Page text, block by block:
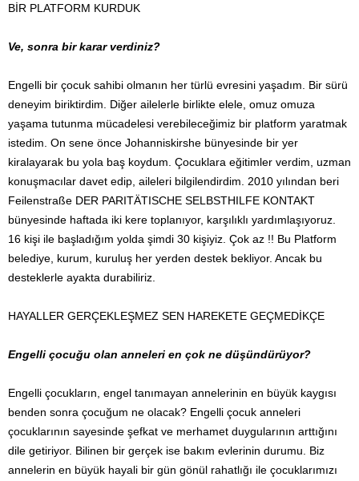
BİR PLATFORM KURDUK
Ve, sonra bir karar verdiniz?
Engelli bir çocuk sahibi olmanın her türlü evresini yaşadım. Bir sürü
deneyim biriktirdim. Diğer ailelerle birlikte elele, omuz omuza
yaşama tutunma mücadelesi verebileceğimiz bir platform yaratmak
istedim. On sene önce Johanniskirshe bünyesinde bir yer
kiralayarak bu yola baş koydum. Çocuklara eğitimler verdim, uzman
konuşmacılar davet edip, aileleri bilgilendirdim. 2010 yılından beri
Feilenstraße DER PARITÄTISCHE SELBSTHILFE KONTAKT
bünyesinde haftada iki kere toplanıyor, karşılıklı yardımlaşıyoruz.
16 kişi ile başladığım yolda şimdi 30 kişiyiz. Çok az !! Bu Platform
belediye, kurum, kuruluş her yerden destek bekliyor. Ancak bu
desteklerle ayakta durabiliriz.
HAYALLER GERÇEKLEŞMEZ SEN HAREKETE GEÇMEDİKÇE
Engelli çocuğu olan anneleri en çok ne düşündürüyor?
Engelli çocukların, engel tanımayan annelerinin en büyük kaygısı
benden sonra çocuğum ne olacak? Engelli çocuk anneleri
çocuklarının sayesinde şefkat ve merhamet duygularının arttığını
dile getiriyor. Bilinen bir gerçek ise bakım evlerinin durumu. Biz
annelerin en büyük hayali bir gün gönül rahatlığı ile çocuklarımızı